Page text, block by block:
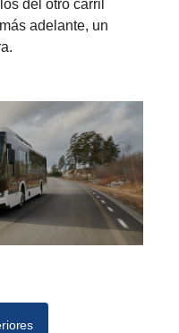
del otro carril
adelante, un